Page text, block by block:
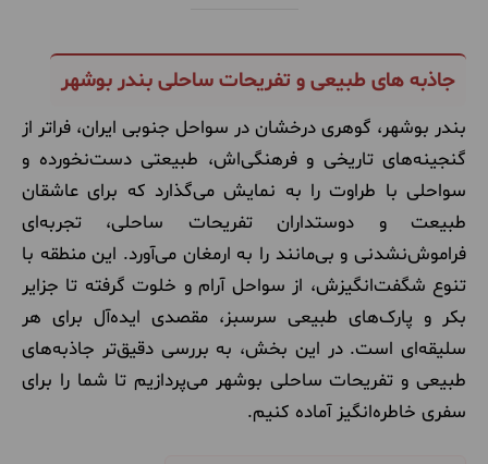
جاذبه های طبیعی و تفریحات ساحلی بندر بوشهر
بندر بوشهر، گوهری درخشان در سواحل جنوبی ایران، فراتر از
گنجینه‌های تاریخی و فرهنگی‌اش، طبیعتی دست‌نخورده و
سواحلی با طراوت را به نمایش می‌گذارد که برای عاشقان
طبیعت و دوستداران تفریحات ساحلی، تجربه‌ای
فراموش‌نشدنی و بی‌مانند را به ارمغان می‌آورد. این منطقه با
تنوع شگفت‌انگیزش، از سواحل آرام و خلوت گرفته تا جزایر
بکر و پارک‌های طبیعی سرسبز، مقصدی ایده‌آل برای هر
سلیقه‌ای است. در این بخش، به بررسی دقیق‌تر جاذبه‌های
طبیعی و تفریحات ساحلی بوشهر می‌پردازیم تا شما را برای
سفری خاطره‌انگیز آماده کنیم.